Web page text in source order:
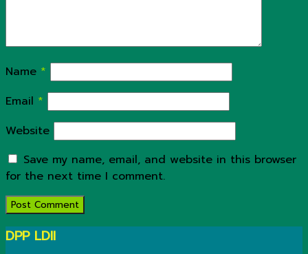
Name *
Email *
Website
Save my name, email, and website in this browser
for the next time I comment.
DPP LDII